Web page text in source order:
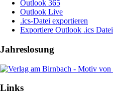
Outlook 365
Outlook Live
.ics-Datei exportieren
Exportiere Outlook .ics Datei
Jahreslosung
Links